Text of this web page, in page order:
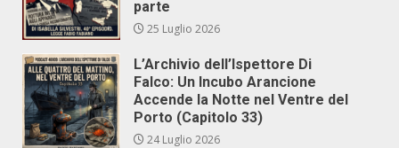
parte
25 Luglio 2026
L’Archivio dell’Ispettore Di
Falco: Un Incubo Arancione
Accende la Notte nel Ventre del
Porto (Capitolo 33)
24 Luglio 2026